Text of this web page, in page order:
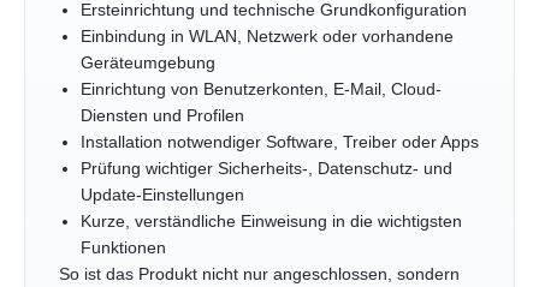
Ersteinrichtung und technische Grundkonfiguration
Einbindung in WLAN, Netzwerk oder vorhandene
Geräteumgebung
Einrichtung von Benutzerkonten, E-Mail, Cloud-
Diensten und Profilen
Installation notwendiger Software, Treiber oder Apps
Prüfung wichtiger Sicherheits-, Datenschutz- und
Update-Einstellungen
Kurze, verständliche Einweisung in die wichtigsten
Funktionen
So ist das Produkt nicht nur angeschlossen, sondern